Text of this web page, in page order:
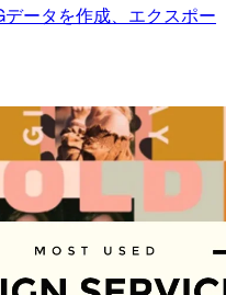
ータを作成、エクスポー